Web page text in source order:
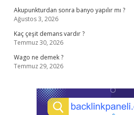
Akupunkturdan sonra banyo yapılır mı ?
Ağustos 3, 2026
Kaç çeşit demans vardır ?
Temmuz 30, 2026
Wago ne demek ?
Temmuz 29, 2026